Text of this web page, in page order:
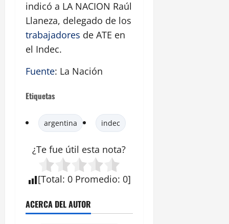
indicó a LA NACION Raúl
Llaneza, delegado de los
trabajadores de ATE en
el Indec.
Fuente: La Nación
Etiquetas
argentina indec
¿Te fue útil esta nota?
[Total: 0 Promedio: 0]
ACERCA DEL AUTOR